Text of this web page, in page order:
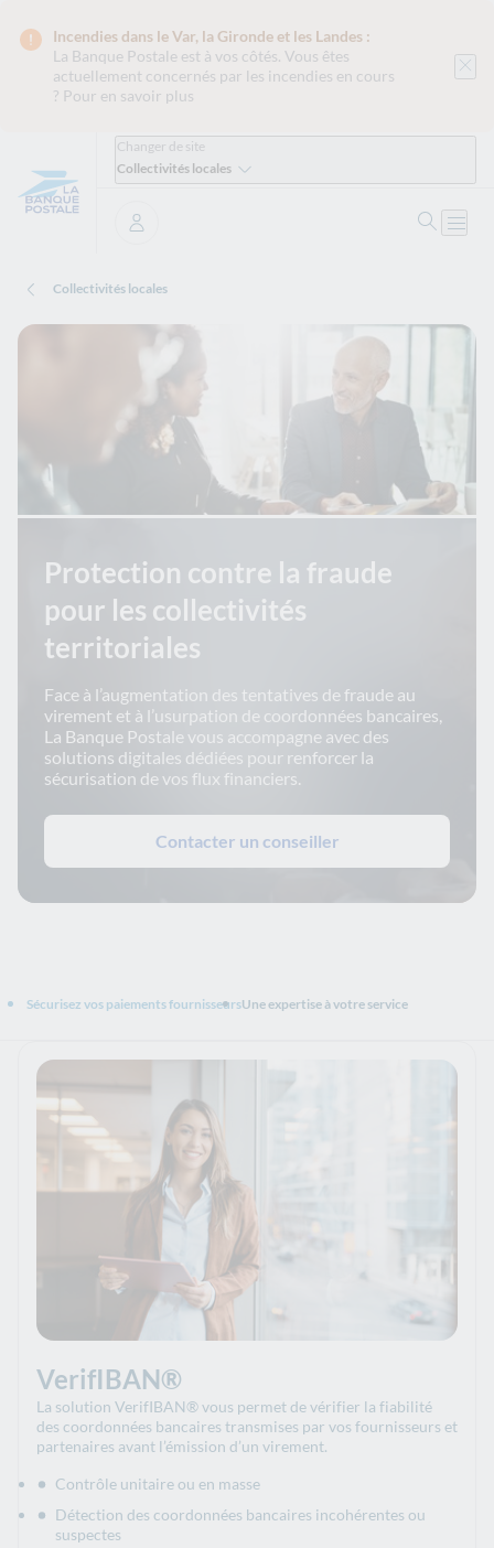
Incendies dans le Var, la Gironde et les Landes :
La Banque Postale est à vos côtés. Vous êtes
actuellement concernés par les incendies en cours
? Pour en savoir plus
Changer de site
Collectivités locales
Se connecter
Collectivités locales
Protection contre la fraude
pour les collectivités
territoriales
Face à l’augmentation des tentatives de fraude au
virement et à l’usurpation de coordonnées bancaires,
La Banque Postale vous accompagne avec des
solutions digitales dédiées pour renforcer la
sécurisation de vos flux financiers.
Contacter un conseiller
Sécurisez vos paiements fournisseursUne expertise à votre service
VerifIBAN®
La solution VerifIBAN® vous permet de vérifier la fiabilité
des coordonnées bancaires transmises par vos fournisseurs et
partenaires avant l’émission d’un virement.
Contrôle unitaire ou en masse
Détection des coordonnées bancaires incohérentes ou
suspectes